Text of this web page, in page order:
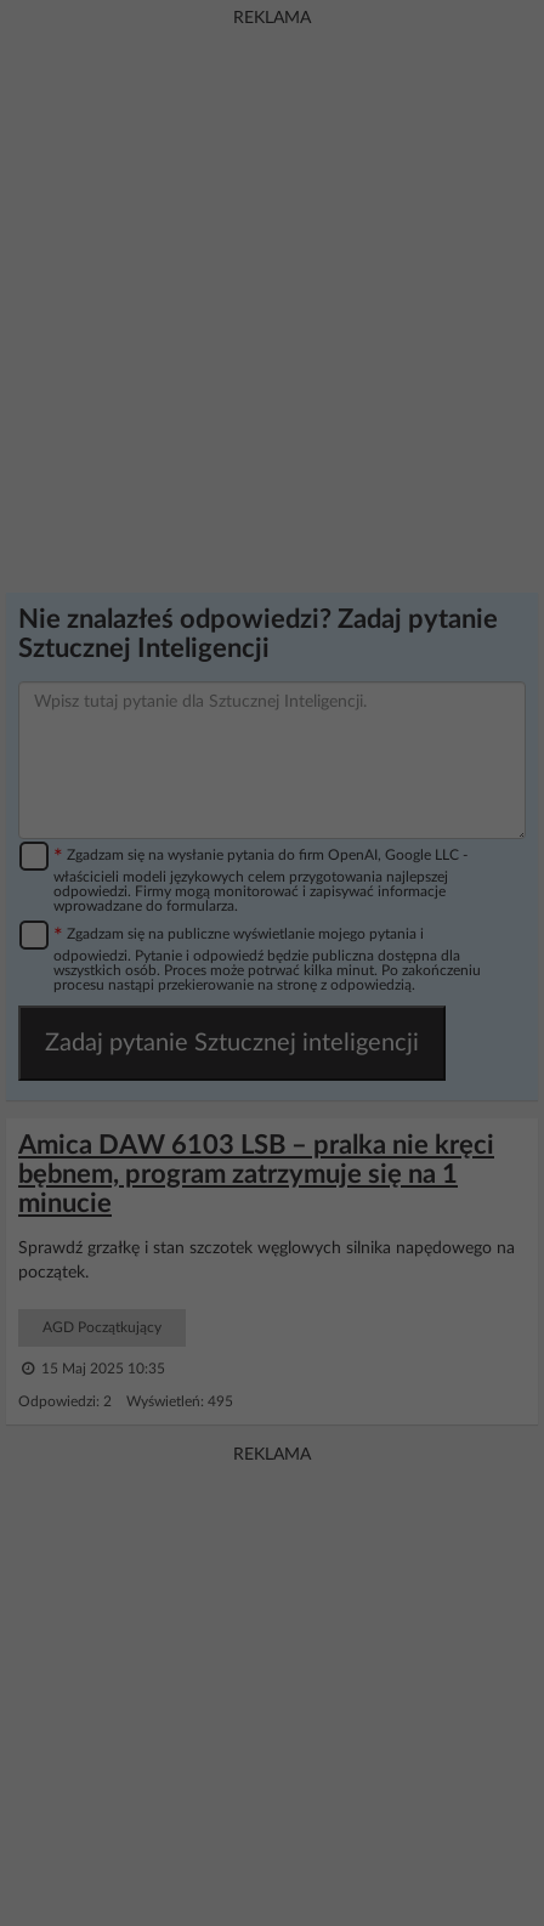
REKLAMA
Nie znalazłeś odpowiedzi? Zadaj pytanie
Sztucznej Inteligencji
* Zgadzam się na wysłanie pytania do firm OpenAI, Google LLC -
właścicieli modeli językowych celem przygotowania najlepszej
odpowiedzi. Firmy mogą monitorować i zapisywać informacje
wprowadzane do formularza.
* Zgadzam się na publiczne wyświetlanie mojego pytania i
odpowiedzi. Pytanie i odpowiedź będzie publiczna dostępna dla
wszystkich osób. Proces może potrwać kilka minut. Po zakończeniu
procesu nastąpi przekierowanie na stronę z odpowiedzią.
Zadaj pytanie Sztucznej inteligencji
Amica DAW 6103 LSB – pralka nie kręci
bębnem, program zatrzymuje się na 1
minucie
Sprawdź grzałkę i stan szczotek węglowych silnika napędowego na
początek.
AGD Początkujący
15 Maj 2025 10:35
Odpowiedzi: 2 Wyświetleń: 495
REKLAMA